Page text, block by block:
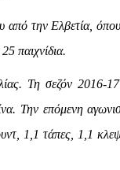
από την Ελβετία,
παιχνίδια.
Τη σεζόν 2016-
Την επόμενη
1,1 τάπες, 1,1